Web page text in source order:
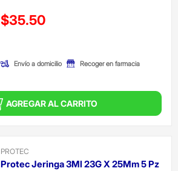
Precio reducido de
$35.50
Envío a domicilio Recoger en farmacia
AGREGAR AL CARRITO
PROTEC
Protec Jeringa 3Ml 23G X 25Mm 5 Pz